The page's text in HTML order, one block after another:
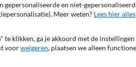
is
gepersonaliseerde en niet-
Meer weten? Lees hier alles
te klikken, ga je akkoord met de instellingen
voorweigeren, plaatsen we alleen